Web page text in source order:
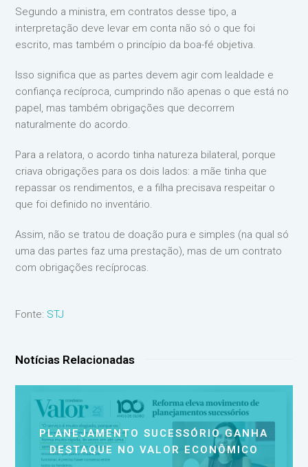
Segundo a ministra, em contratos desse tipo, a
interpretação deve levar em conta não só o que foi
escrito, mas também o princípio da boa-fé objetiva.
Isso significa que as partes devem agir com lealdade e
confiança recíproca, cumprindo não apenas o que está no
papel, mas também obrigações que decorrem
naturalmente do acordo.
Para a relatora, o acordo tinha natureza bilateral, porque
criava obrigações para os dois lados: a mãe tinha que
repassar os rendimentos, e a filha precisava respeitar o
que foi definido no inventário.
Assim, não se tratou de doação pura e simples (na qual só
uma das partes faz uma prestação), mas de um contrato
com obrigações recíprocas.
Fonte: STJ
Notícias Relacionadas
PLANEJAMENTO SUCESSÓRIO GANHA
DESTAQUE NO VALOR ECONÔMICO